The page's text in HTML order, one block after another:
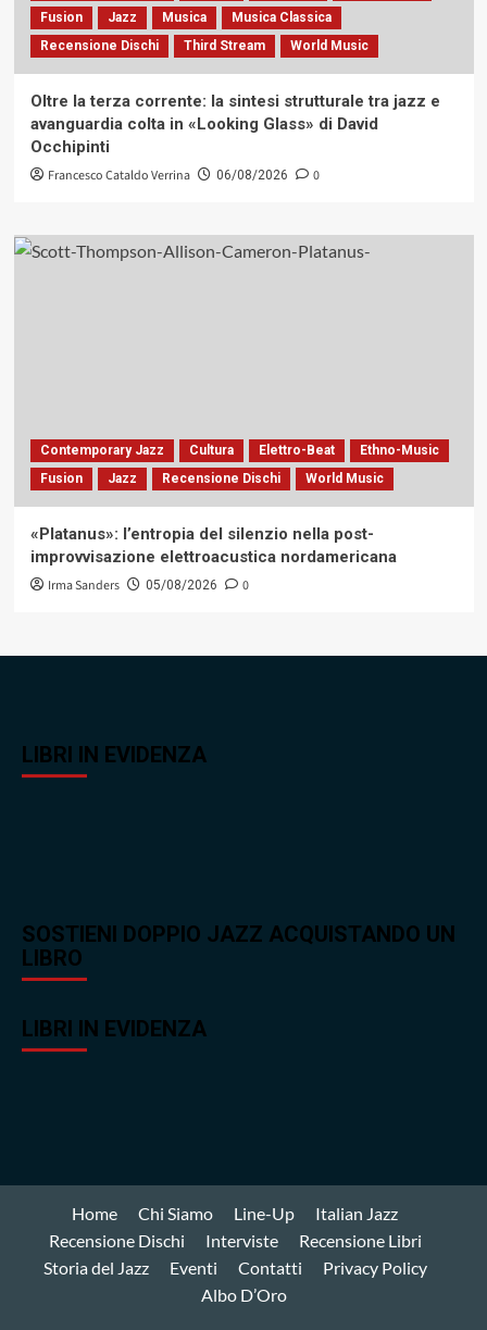
Fusion
Jazz Musica
Musica Classica
Recensione Dischi
Third Stream World Music
Oltre la terza corrente: la sintesi strutturale tra jazz e
avanguardia colta in «Looking Glass» di David
Occhipinti
Francesco Cataldo Verrina 06/08/2026 0
Contemporary Jazz Cultura Elettro-Beat
Ethno-Music
Fusion
Jazz Recensione Dischi World Music
«Platanus»: l’entropia del silenzio nella post-
improvvisazione elettroacustica nordamericana
Irma Sanders 05/08/2026 0
LIBRI IN EVIDENZA
SOSTIENI DOPPIO JAZZ ACQUISTANDO UN
LIBRO
LIBRI IN EVIDENZA
Home Chi Siamo Line-Up
Italian Jazz
Recensione Dischi
Interviste
Recensione Libri
Storia del Jazz
Eventi Contatti
Privacy Policy
Albo D’Oro